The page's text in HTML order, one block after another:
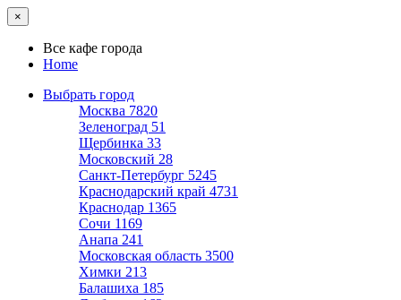
×
Все кафе города
Home
Выбрать город
Москва 7820
Зеленоград 51
Щербинка 33
Московский 28
Санкт-Петербург 5245
Краснодарский край 4731
Краснодар 1365
Сочи 1169
Анапа 241
Московская область 3500
Химки 213
Балашиха 185